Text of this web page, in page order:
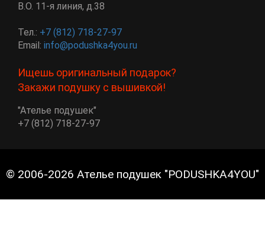
В.О. 11-я линия, д.38
Тел.: +7 (812) 718-27-97
Email: info@podushka4you.ru
Ищешь оригинальный подарок?
Закажи подушку с вышивкой!
"Ателье подушек"
+7 (812) 718-27-97
© 2006-2026 Ателье подушек "PODUSHKA4YOU"